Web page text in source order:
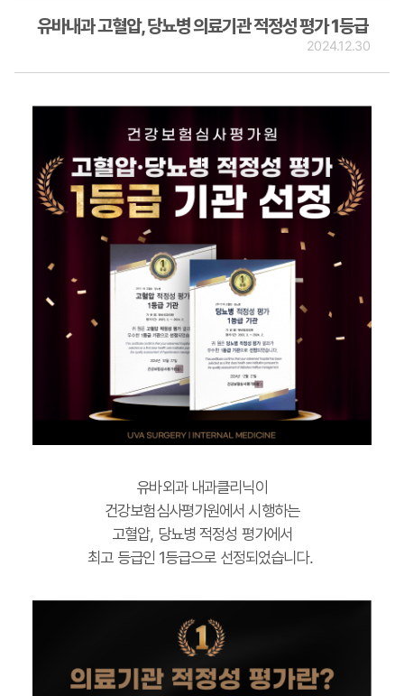
유바내과 고혈압, 당뇨병 의료기관 적정성 평가 1등급
2024.12.30
유바외과 내과클리닉이
건강보험심사평가원에서 시행하는
고혈압, 당뇨병 적정성 평가에서
최고 등급인 1등급으로 선정되었습니다.